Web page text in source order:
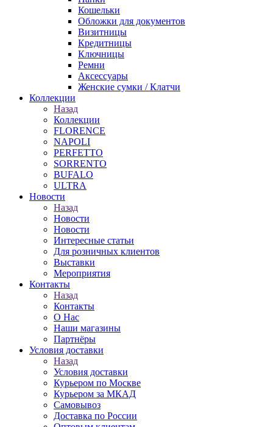
Кошельки
Обложки для документов
Визитницы
Кредитницы
Ключницы
Ремни
Аксессуары
Женские сумки / Клатчи
Коллекции
Назад
Коллекции
FLORENCE
NAPOLI
PERFETTO
SORRENTO
BUFALO
ULTRA
Новости
Назад
Новости
Новости
Интересные статьи
Для розничных клиентов
Выставки
Мероприятия
Контакты
Назад
Контакты
О Нас
Наши магазины
Партнёры
Условия доставки
Назад
Условия доставки
Курьером по Москве
Курьером за МКАД
Самовывоз
Доставка по России